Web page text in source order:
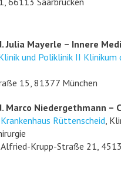
Julia Mayerle – Innere
und Poliklinik II Klinikum
15, 81377 München
Marco Niedergethmann –
Rüttenscheid,
Krupp-Straße 21,